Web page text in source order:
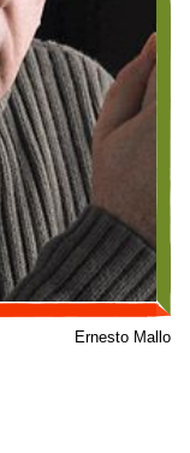
Ernesto Mallo